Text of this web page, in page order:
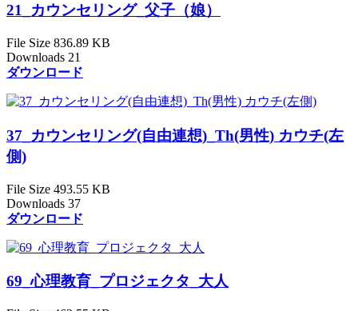
21_カウンセリング_父子（娘）
File Size 836.89 KB
Downloads 21
ダウンロード
37_カウンセリング(自由連想)_Th(男性) カウチ(左
側)
File Size 493.55 KB
Downloads 37
ダウンロード
69_心理教育_プロジェクタ_大人